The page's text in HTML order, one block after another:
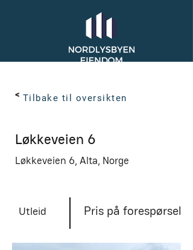
< Back
Tilbake til oversikten
Løkkeveien 6
Løkkeveien 6, Alta, Norge
Utleid Pris på forespørsel